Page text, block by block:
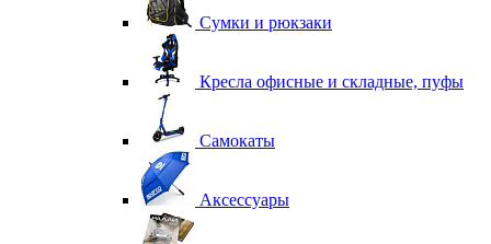
Сумки и рюкзаки
Кресла офисные и складные, пуфы
Самокаты
Аксессуары